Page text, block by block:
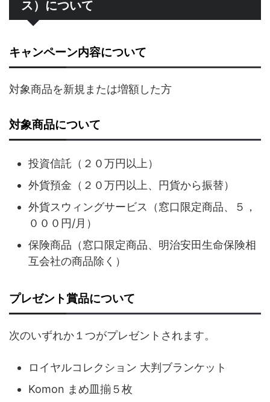
ス）について
キャンペーン内容について
対象商品を新規または増額した方
対象商品について
投資信託（２０万円以上）
外貨預金（２０万円以上、円貨から振替）
外貨スウィングサービス（窓口限定商品、５，
０００円/月）
保険商品（窓口限定商品、明治安田生命保険相
互会社の商品除く）
プレゼント賞品について
次のいずれか１つがプレゼントされます。
ロイヤルコレクション 大判ブランケット
Komon まめ皿揃５枚